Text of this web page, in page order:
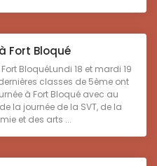
Fort Bloqué
BloquéLundi 18 et mardi 19
classes de 5ème ont
à Fort Bloqué avec au
la journée de la SVT, de la
et des arts ...